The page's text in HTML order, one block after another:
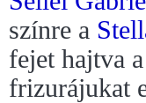
színre a
fejet hajtva
frizurájukat